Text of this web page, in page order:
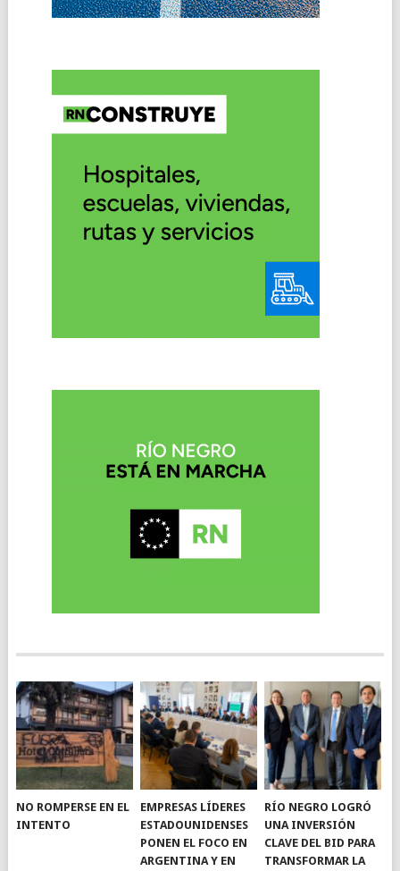
NO ROMPERSE EN EL
INTENTO
EMPRESAS LÍDERES
ESTADOUNIDENSES
PONEN EL FOCO EN
ARGENTINA Y EN
RÍO NEGRO LOGRÓ
UNA INVERSIÓN
CLAVE DEL BID PARA
TRANSFORMAR LA